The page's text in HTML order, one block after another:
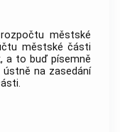
městské
městské části
a to buď písemně
na zasedání